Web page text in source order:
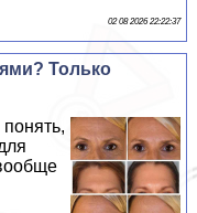
02 08 2026 22:22:37
Только